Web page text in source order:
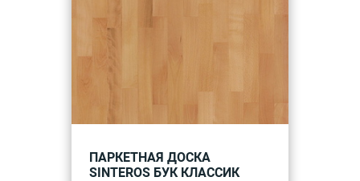
ПАРКЕТНАЯ ДОСКА
SINTEROS БУК КЛАССИК